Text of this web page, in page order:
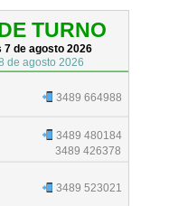
TURNO
7 de agosto 2026
de agosto 2026
3489 664988
3489 480184
3489 426378
3489 523021